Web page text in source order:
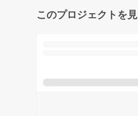
このプロジェクトを